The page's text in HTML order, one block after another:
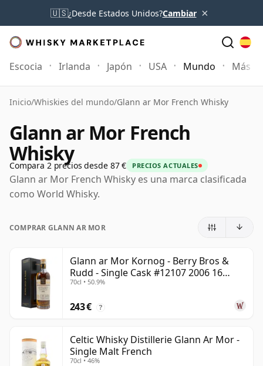
🇺🇸¿Desde Estados Unidos?Cambiar ×
Escocia Irlanda Japón USA Mundo Más
Inicio/Whiskies del mundo/Glann ar Mor French Whisky
Glann ar Mor French
Whisky
Compara 2 precios desde 87 € PRECIOS ACTUALES
Glann ar Mor French Whisky es una marca clasificada
como World Whisky.
COMPRAR GLANN AR MOR
Glann ar Mor Kornog - Berry Bros &
Rudd - Single Cask #12107 2006 16
años
70cl • 50.9%
243 € ?
Celtic Whisky Distillerie Glann Ar Mor -
Single Malt French
70cl • 46%